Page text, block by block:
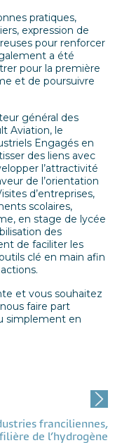
pratiques,
expression de
pour renforcer
a été
pour la première
et de poursuivre
général des
Aviation, le
Engagés en
des liens avec
l’attractivité
de l’orientation
d’entreprises,
scolaires,
en stage de lycée
des
de faciliter les
clé en main afin
et vous souhaitez
faire part
simplement en
franciliennes,
de l’hydrogène